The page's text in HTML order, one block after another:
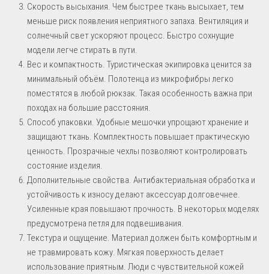
Скорость высыхания. Чем быстрее ткань высыхает, тем
меньше риск появления неприятного запаха. Вентиляция и
солнечный свет ускоряют процесс. Быстро сохнущие
модели легче стирать в пути.
Вес и компактность. Туристическая экипировка ценится за
минимальный объём. Полотенца из микрофибры легко
поместятся в любой рюкзак. Такая особенность важна при
походах на большие расстояния.
Способ упаковки. Удобные мешочки упрощают хранение и
защищают ткань. Комплектность повышает практическую
ценность. Прозрачные чехлы позволяют контролировать
состояние изделия.
Дополнительные свойства. Антибактериальная обработка и
устойчивость к износу делают аксессуар долговечнее.
Усиленные края повышают прочность. В некоторых моделях
предусмотрена петля для подвешивания.
Текстура и ощущение. Материал должен быть комфортным и
не травмировать кожу. Мягкая поверхность делает
использование приятным. Люди с чувствительной кожей